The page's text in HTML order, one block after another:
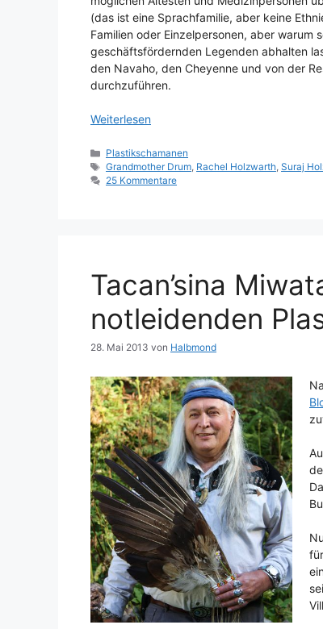
(das ist eine Sprachfamilie, aber keine
Familien oder Einzelpersonen, aber
geschäftsfördernden Legenden abhalten
den Navaho, den Cheyenne und von der
durchzuführen.
Weiterlesen
Kategorien
Plastikschamanen
Schlagwörter
Grandmother Drum, Rachel Holzwarth,Suraj
25 Kommentare
Tacan’sina
notleidenden
28. Mai 2013 von Halbmond